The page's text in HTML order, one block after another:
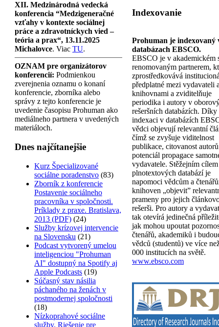
XII. Medzinárodná vedecká
konferencia “Medzigeneračné
vzťahy v kontexte sociálnej
práce a zdravotníckych vied –
teória a prax“, 13.11.2025
Michalovce. Viac TU.
OZNAM pre organizátorov
konferencií: Podmienkou
zverejnenia oznamu o konaní
konferencie, zborníka alebo
správy z tejto konferencie je
uvedenie časopisu Prohuman ako
mediálneho partnera v uvedených
materiáloch.
Dnes najčítanejšie
Kurz Špecializované
sociálne poradenstvo (83)
Zborník z konferencie
Postavenie sociálneho
pracovníka v spoločnosti.
Príklady z praxe. Bratislava,
2013 (PDF) (24)
Služby krízovej intervencie
na Slovensku (21)
Podcast vytvorený umelou
inteligenciou "Prohuman
AI" dostupný na Spotify aj
Apple Podcasts (19)
Súčasný stav násilia
páchaného na ženách v
postmodernej spoločnosti
(18)
Nízkoprahové sociálne
služby. Riešenie pre
Indexovanie
Prohuman je indexovaný
databázach EBSCO.
EBSCO je v akademickém
renomovaným partnerem,
zprostředkovává
předplatné mezi vydavateli
knihovnami a zviditelňuje
periodika i autory v
rešeršních databázích. Díky
indexaci v databázích
vědci objevují relevantní
čímž se zvyšuje viditelnost
publikace, citovanost
potenciál propagace
vydavatele. Stěžejním cílem
plnotextových databází je
napomoci vědcům a
knihoven „objevit”
prameny pro jejich
rešerši. Pro autory a
tak otevírá jedinečná
jak mohou upoutat
čtenářů, akademiků i
vědců (studentů) ve více
000 institucích na světě.
www.ebsco.com